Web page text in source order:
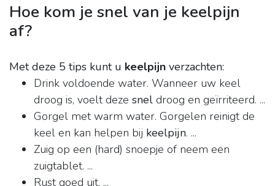
Hoe kom je snel van je keelpijn
af?
Met deze 5 tips kunt u keelpijn verzachten:
Drink voldoende water. Wanneer uw keel
droog is, voelt deze snel droog en geïrriteerd. ...
Gorgel met warm water. Gorgelen reinigt de
keel en kan helpen bij keelpijn. ...
Zuig op een (hard) snoepje of neem een
zuigtablet. ...
Rust goed uit. ...